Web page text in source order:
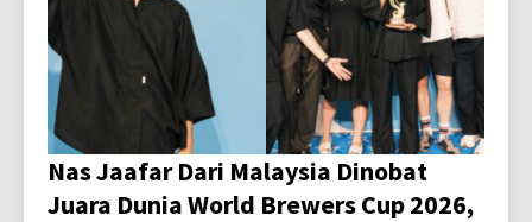
Nas Jaafar Dari Malaysia Dinobat
Juara Dunia World Brewers Cup 2026,